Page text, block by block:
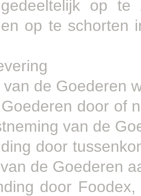
op
op te schorten
de Goederen
door of
van de
door
de Goederen
door